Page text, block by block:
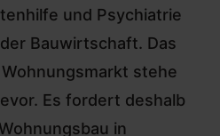
und Psychiatrie
Bauwirtschaft. Das
stehe
Es fordert deshalb
in